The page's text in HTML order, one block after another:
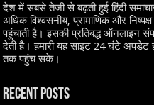
देश में सबसे तेजी से बढ़ती हुई हिंदी
अधिक विश्वसनीय, प्रामाणिक और
पहुंचाती है। इसकी प्रतिबद्ध ऑनलाइन
देती है। हमारी यह साइट 24 घंटे अपडेट
तक पहुंच सके।
Recent Posts